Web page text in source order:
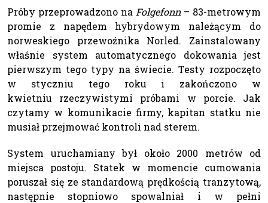
Próby przeprowadzono na Folgefonn– 83-metrowym
promie z napędem hybrydowym należącym do
norweskiego przewoźnika Norled. Zainstalowany
właśnie system automatycznego dokowania jest
pierwszym tego typy na świecie. Testy rozpoczęto
w styczniu tego roku i zakończono w
kwietniu rzeczywistymi próbami w porcie. Jak
czytamy w komunikacie firmy, kapitan statku nie
musiał przejmować kontroli nad sterem.
System uruchamiany był około 2000 metrów od
miejsca postoju. Statek w momencie cumowania
poruszał się ze standardową prędkością tranzytową,
następnie stopniowo spowalniał i w pełni